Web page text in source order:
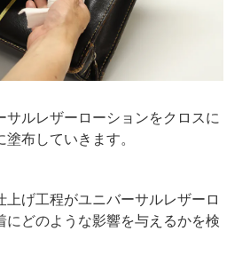
サルレザーローションをクロスに
布していきます。
上げ工程がユニバーサルレザーロ
にどのような影響を与えるかを検